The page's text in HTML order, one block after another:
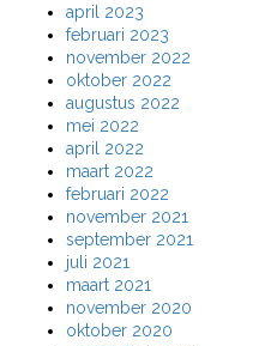
april 2023
februari 2023
november 2022
oktober 2022
augustus 2022
mei 2022
april 2022
maart 2022
februari 2022
november 2021
september 2021
juli 2021
maart 2021
november 2020
oktober 2020